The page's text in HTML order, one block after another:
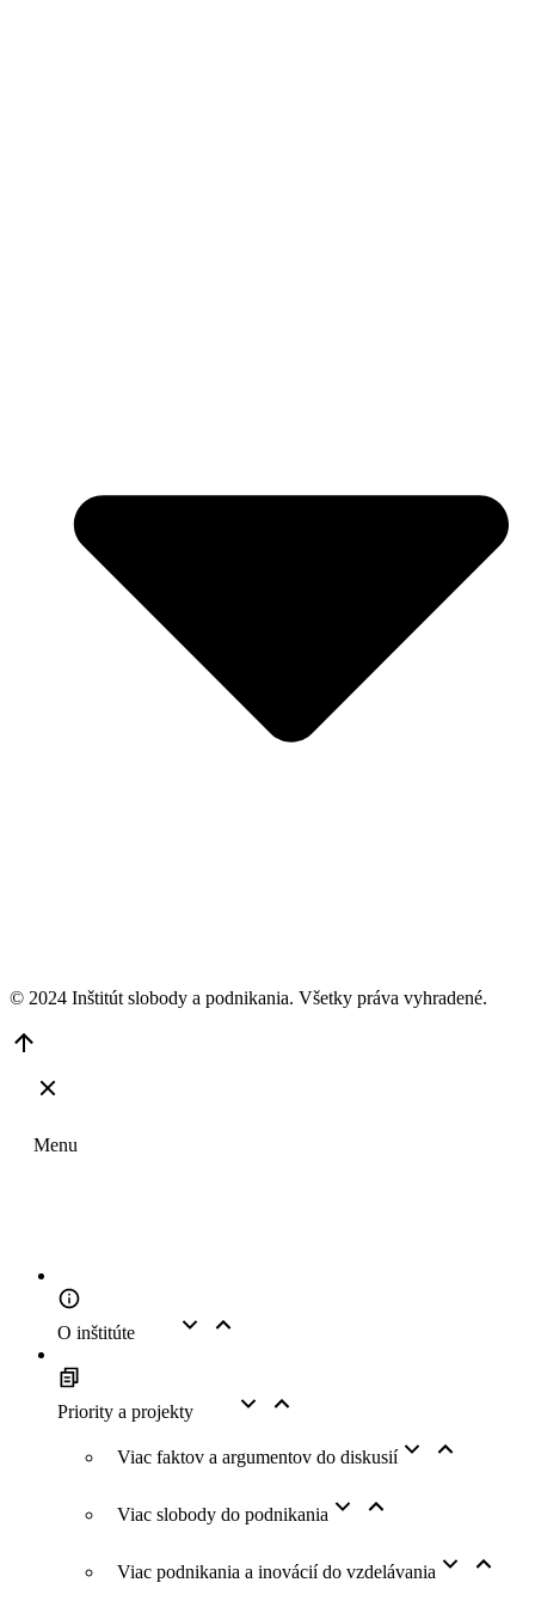
© 2024 Inštitút slobody a podnikania. Všetky práva vyhradené.
Top
Menu
O inštitúte
Priority a projekty
Viac faktov a argumentov do diskusií
Viac slobody do podnikania
Viac podnikania a inovácií do vzdelávania